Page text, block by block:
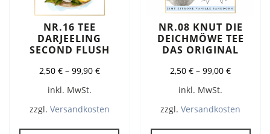
NR.16 TEE
DARJEELING
SECOND FLUSH
2,50 €– 99,90 €
inkl. MwSt.
zzgl. Versandkosten
Dieses
NR.08 KNUT DIE
DEICHMÖWE TEE
DAS ORIGINAL
2,50€ –99,00€
inkl. MwSt.
zzgl.Versandkosten